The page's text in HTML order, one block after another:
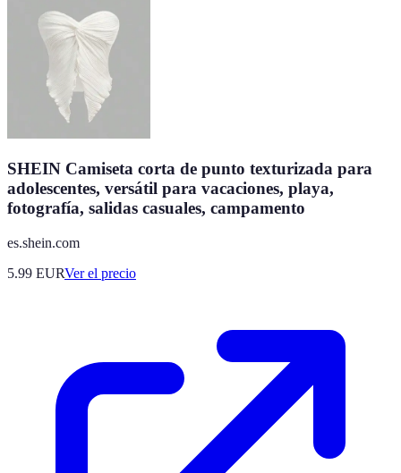
SHEIN Camiseta corta de punto texturizada para
adolescentes, versátil para vacaciones, playa,
fotografía, salidas casuales, campamento
es.shein.com
5.99 EURVer el precio